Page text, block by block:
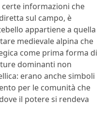
informazioni che
sul campo, è
appartiene a quella
medievale alpina che
come prima forma di
dominanti non
erano anche simboli
per le comunità che
il potere si rendeva